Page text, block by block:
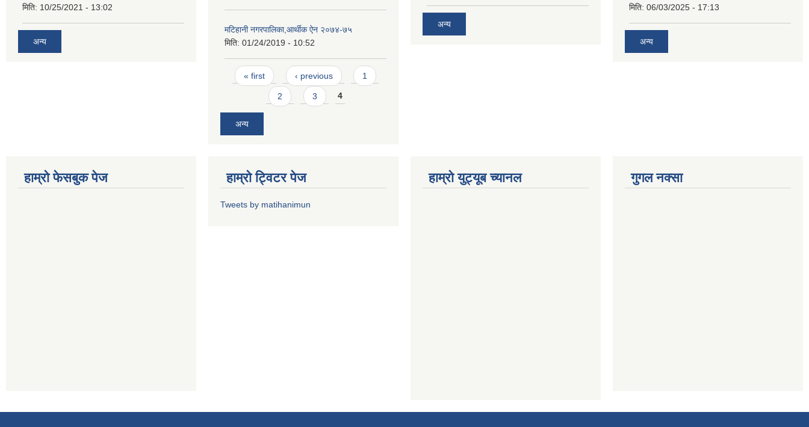
मिति: 10/25/2021 - 13:02
अन्य
मटिहानी नगरपालिका,आर्थीक ऐन २०७४-७५
मिति: 01/24/2019 - 10:52
Pages
« first ‹ previous 1
2 3 4
अन्य
अन्य
मिति: 06/03/2025 - 17:13
अन्य
हाम्राे फेसबुक पेज हाम्राे ट्विटर पेज
Tweets by matihanimun
हाम्रो युट्यूब च्यानल गुगल नक्सा